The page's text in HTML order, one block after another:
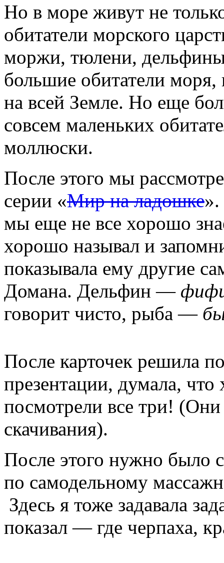
Но в море живут не
обитатели морского
моржи, тюлени,
большие обитатели
на всей Земле. Но еще
совсем маленьких
моллюски.
После этого мы
серии «Мир на ладошке».
мы еще не все хорошо
хорошо называл и
показывала ему другие
Домана. Дельфин —
говорит чисто, рыба —
После карточек решила
презентации, думала,
посмотрели все три! (Они
скачивания).
После этого нужно было
по самодельному
Здесь я тоже задавала
показал — где черпаха,